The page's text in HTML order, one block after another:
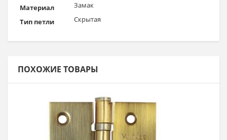
Материал
Замак
Тип петли
Скрытая
ПОХОЖИЕ ТОВАРЫ
Выбрать >